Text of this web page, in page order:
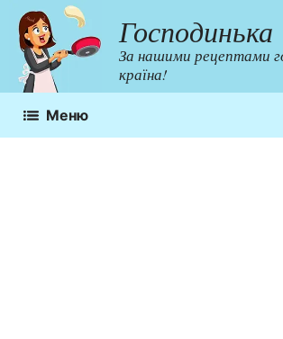
Перейти
до
контенту
Господинька
За нашими рецептами
країна!
Меню